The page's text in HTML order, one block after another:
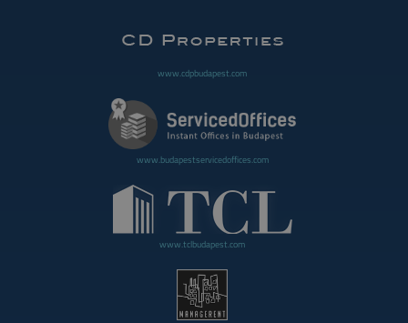
www.cdpbudapest.com
www.budapestservicedoffices.com
www.tclbudapest.com